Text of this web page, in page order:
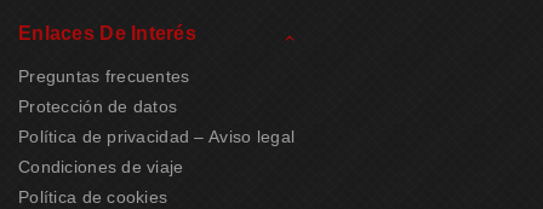
Enlaces De Interés
Preguntas frecuentes
Protección de datos
Política de privacidad – Aviso legal
Condiciones de viaje
Política de cookies